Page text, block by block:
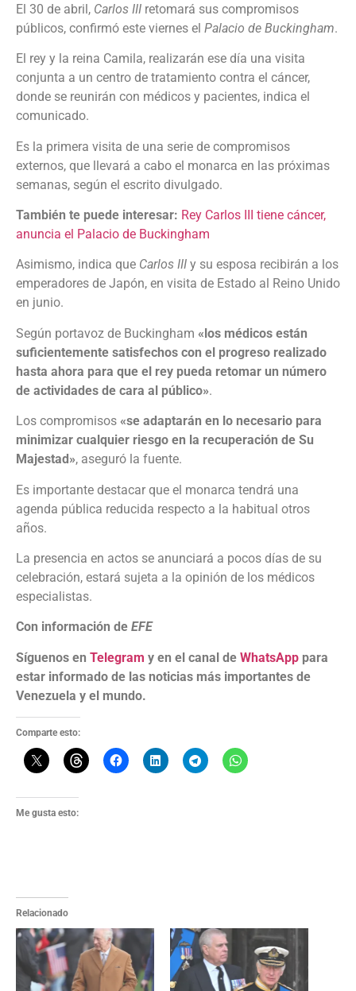
El 30 de abril, Carlos III retomará sus compromisos
públicos, confirmó este viernes el Palacio de Buckingham.
El rey y la reina Camila, realizarán ese día una visita
conjunta a un centro de tratamiento contra el cáncer,
donde se reunirán con médicos y pacientes, indica el
comunicado.
Es la primera visita de una serie de compromisos
externos, que llevará a cabo el monarca en las próximas
semanas, según el escrito divulgado.
También te puede interesar: Rey Carlos III tiene cáncer,
anuncia el Palacio de Buckingham
Asimismo, indica que Carlos III y su esposa recibirán a los
emperadores de Japón, en visita de Estado al Reino Unido
en junio.
Según portavoz de Buckingham «los médicos están
suficientemente satisfechos con el progreso realizado
hasta ahora para que el rey pueda retomar un número
de actividades de cara al público».
Los compromisos «se adaptarán en lo necesario para
minimizar cualquier riesgo en la recuperación de Su
Majestad», aseguró la fuente.
Es importante destacar que el monarca tendrá una
agenda pública reducida respecto a la habitual otros
años.
La presencia en actos se anunciará a pocos días de su
celebración, estará sujeta a la opinión de los médicos
especialistas.
Con información de EFE
Síguenos en Telegram y en el canal de WhatsApp para
estar informado de las noticias más importantes de
Venezuela y el mundo.
Comparte esto:
Me gusta esto:
Relacionado